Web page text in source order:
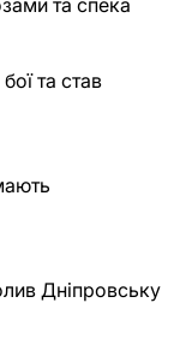
та спека
та став
Дніпровську